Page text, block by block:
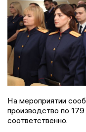
На мероприятии
производство по
соответственно.